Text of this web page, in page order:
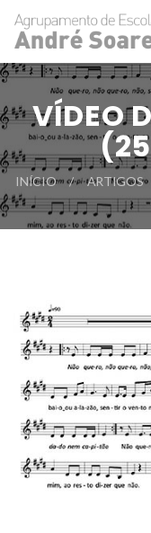
VÍDEO
INÍCIO ARTIGOS